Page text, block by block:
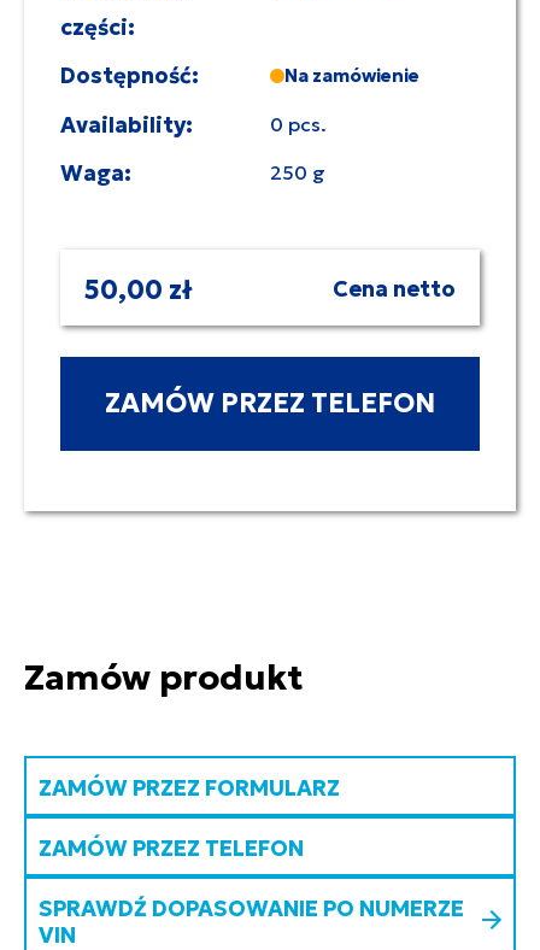
części:
Dostępność: Na zamówienie
Availability: 0 pcs.
Waga: 250 g
50,00 zł Cena netto
ZAMÓW PRZEZ TELEFON
Zamów produkt
ZAMÓW PRZEZ FORMULARZ
ZAMÓW PRZEZ TELEFON
SPRAWDŹ DOPASOWANIE PO NUMERZE
VIN